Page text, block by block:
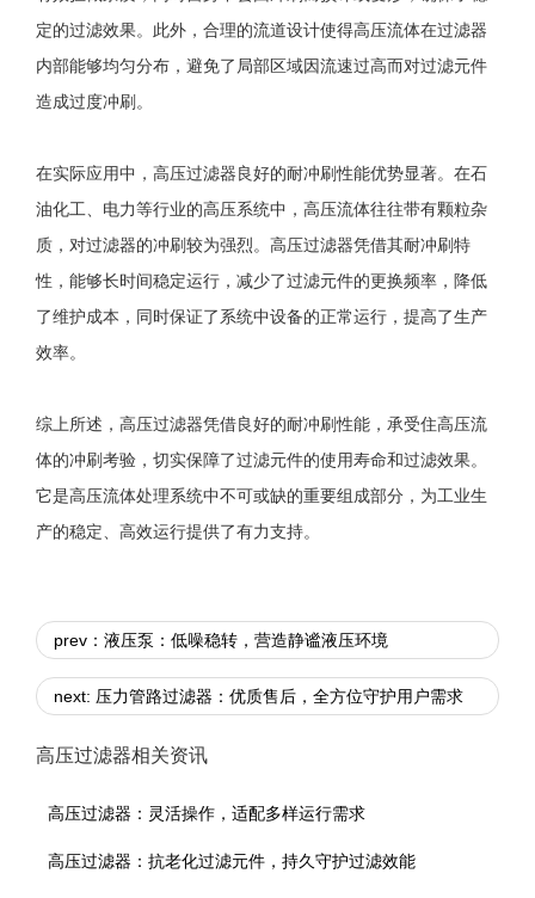
定的过滤效果。此外，合理的流道设计使得高压流体在过滤器
内部能够均匀分布，避免了局部区域因流速过高而对过滤元件
造成过度冲刷。
在实际应用中，高压过滤器良好的耐冲刷性能优势显著。在石
油化工、电力等行业的高压系统中，高压流体往往带有颗粒杂
质，对过滤器的冲刷较为强烈。高压过滤器凭借其耐冲刷特
性，能够长时间稳定运行，减少了过滤元件的更换频率，降低
了维护成本，同时保证了系统中设备的正常运行，提高了生产
效率。
综上所述，高压过滤器凭借良好的耐冲刷性能，承受住高压流
体的冲刷考验，切实保障了过滤元件的使用寿命和过滤效果。
它是高压流体处理系统中不可或缺的重要组成部分，为工业生
产的稳定、高效运行提供了有力支持。
prev：液压泵：低噪稳转，营造静谧液压环境
next: 压力管路过滤器：优质售后，全方位守护用户需求
高压过滤器相关资讯
高压过滤器：灵活操作，适配多样运行需求
高压过滤器：抗老化过滤元件，持久守护过滤效能